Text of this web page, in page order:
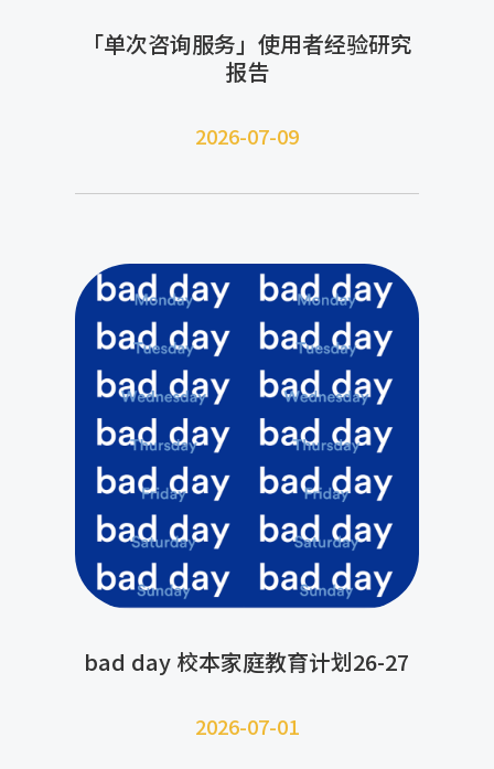
「单次咨询服务」使用者经验研究
报告
2026-07-09
bad day 校本家庭教育计划26-27
2026-07-01